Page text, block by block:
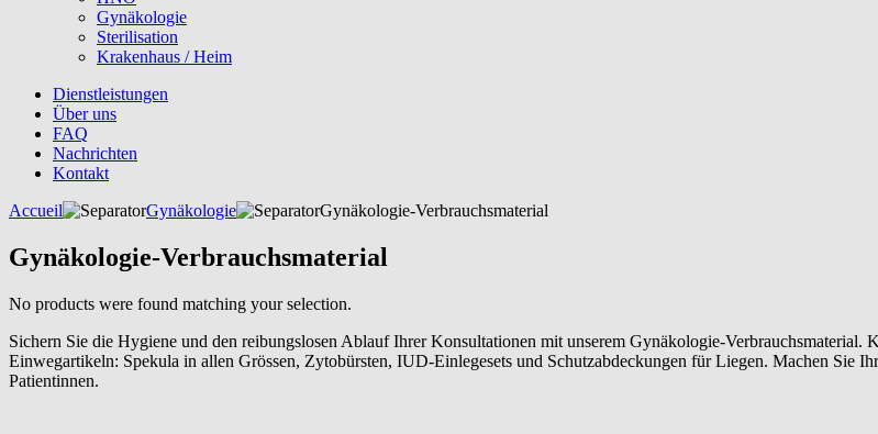
Gynäkologie
Sterilisation
Krakenhaus / Heim
Dienstleistungen
Über uns
FAQ
Nachrichten
Kontakt
Accueil
Gynäkologie Gynäkologie-Verbrauchsmaterial
Gynäkologie-Verbrauchsmaterial
No products were found matching your selection.
Sichern Sie die Hygiene und den reibungslosen Ablauf Ihrer Konsultationen mit unserem Gynäkologie-
Einwegartikeln: Spekula in allen Grössen, Zytobürsten, IUD-Einlegesets und Schutzabdeckungen für Liegen. Machen Sie
Patientinnen.